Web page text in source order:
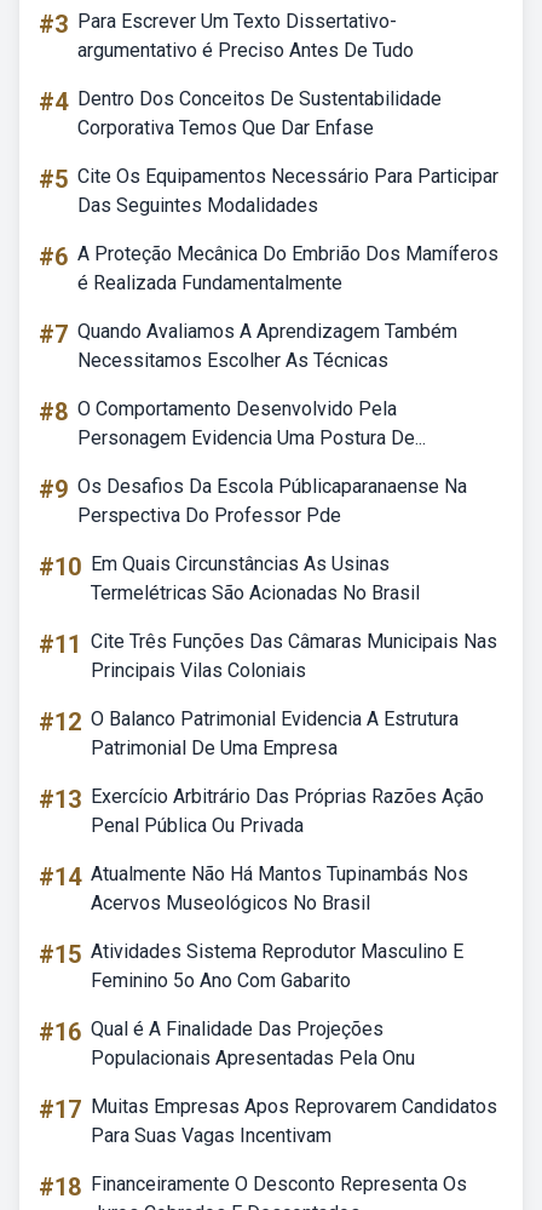
#3 Para Escrever Um Texto Dissertativo-
argumentativo é Preciso Antes De Tudo
#4 Dentro Dos Conceitos De Sustentabilidade
Corporativa Temos Que Dar Enfase
#5 Cite Os Equipamentos Necessário Para Participar
Das Seguintes Modalidades
#6 A Proteção Mecânica Do Embrião Dos Mamíferos
é Realizada Fundamentalmente
#7 Quando Avaliamos A Aprendizagem Também
Necessitamos Escolher As Técnicas
#8 O Comportamento Desenvolvido Pela
Personagem Evidencia Uma Postura De...
#9 Os Desafios Da Escola Públicaparanaense Na
Perspectiva Do Professor Pde
#10 Em Quais Circunstâncias As Usinas
Termelétricas São Acionadas No Brasil
#11 Cite Três Funções Das Câmaras Municipais Nas
Principais Vilas Coloniais
#12 O Balanco Patrimonial Evidencia A Estrutura
Patrimonial De Uma Empresa
#13 Exercício Arbitrário Das Próprias Razões Ação
Penal Pública Ou Privada
#14 Atualmente Não Há Mantos Tupinambás Nos
Acervos Museológicos No Brasil
#15 Atividades Sistema Reprodutor Masculino E
Feminino 5o Ano Com Gabarito
#16 Qual é A Finalidade Das Projeções
Populacionais Apresentadas Pela Onu
#17 Muitas Empresas Apos Reprovarem Candidatos
Para Suas Vagas Incentivam
#18 Financeiramente O Desconto Representa Os